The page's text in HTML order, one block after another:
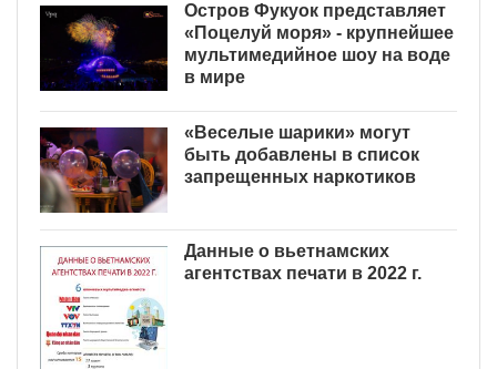
Остров Фукуок представляет
«Поцелуй моря» - крупнейшее
мультимедийное шоу на воде
в мире
«Веселые шарики» могут
быть добавлены в список
запрещенных наркотиков
Данные о вьетнамских
агентствах печати в 2022 г.